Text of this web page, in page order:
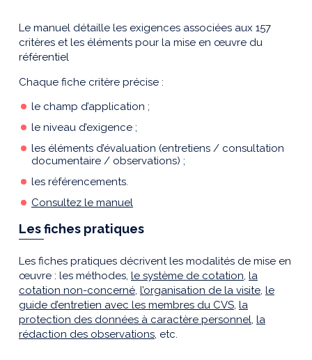
Le manuel détaille les exigences associées aux 157
critères et les éléments pour la mise en œuvre du
référentiel
Chaque fiche critère précise :
le champ d’application ;
le niveau d’exigence ;
les éléments d’évaluation (entretiens / consultation
documentaire / observations) ;
les référencements.
Consultez le manuel
Les fiches pratiques
Les fiches pratiques décrivent les modalités de mise en
œuvre : les méthodes, le système de cotation, la
cotation non-concerné, l’organisation de la visite, le
guide d’entretien avec les membres du CVS, la
protection des données à caractère personnel, la
rédaction des observations, etc.